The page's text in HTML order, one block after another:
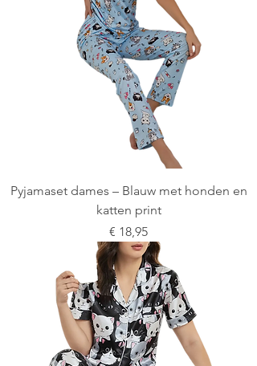
Pyjamaset dames – Blauw met honden en
katten print
Prijs
€ 18,95